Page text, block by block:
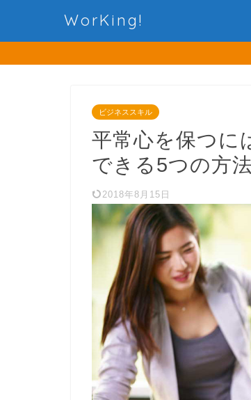
WorKing!
ビジネススキル
平常心を保つに
できる5つの方法
2018年8月15日